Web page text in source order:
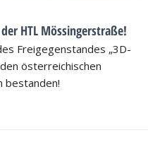
HTL Mössingerstraße!
Freigegenstandes „3D-
österreichischen
bestanden!